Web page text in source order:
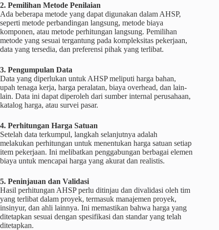
2. Pemilihan Metode Penilaian
Ada beberapa metode yang dapat digunakan dalam AHSP,
seperti metode perbandingan langsung, metode biaya
komponen, atau metode perhitungan langsung. Pemilihan
metode yang sesuai tergantung pada kompleksitas pekerjaan,
data yang tersedia, dan preferensi pihak yang terlibat.
3. Pengumpulan Data
Data yang diperlukan untuk AHSP meliputi harga bahan,
upah tenaga kerja, harga peralatan, biaya overhead, dan lain-
lain. Data ini dapat diperoleh dari sumber internal perusahaan,
katalog harga, atau survei pasar.
4. Perhitungan Harga Satuan
Setelah data terkumpul, langkah selanjutnya adalah
melakukan perhitungan untuk menentukan harga satuan setiap
item pekerjaan. Ini melibatkan penggabungan berbagai elemen
biaya untuk mencapai harga yang akurat dan realistis.
5. Peninjauan dan Validasi
Hasil perhitungan AHSP perlu ditinjau dan divalidasi oleh tim
yang terlibat dalam proyek, termasuk manajemen proyek,
insinyur, dan ahli lainnya. Ini memastikan bahwa harga yang
ditetapkan sesuai dengan spesifikasi dan standar yang telah
ditetapkan.